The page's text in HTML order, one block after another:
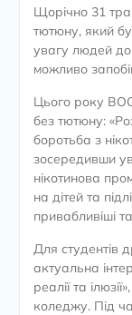
Щорічно 31
тютюну, який
увагу людей до
можливо
Цього року
без тютюну:
боротьба з
зосередивши
нікотинова
на дітей та
привабливіші
Для студентів
актуальна
реалії та
коледжу. Під